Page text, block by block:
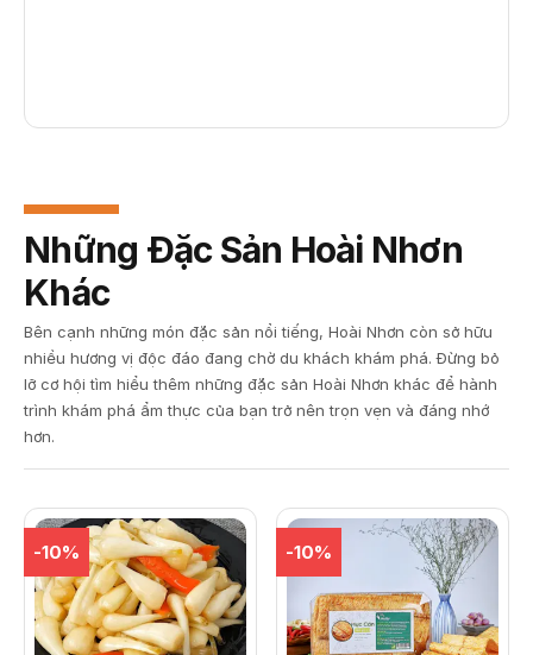
Những Đặc Sản Hoài Nhơn
Khác
Bên cạnh những món đặc sản nổi tiếng, Hoài Nhơn còn sở hữu
nhiều hương vị độc đáo đang chờ du khách khám phá. Đừng bỏ
lỡ cơ hội tìm hiểu thêm những đặc sản Hoài Nhơn khác để hành
trình khám phá ẩm thực của bạn trở nên trọn vẹn và đáng nhớ
hơn.
-10% -10%